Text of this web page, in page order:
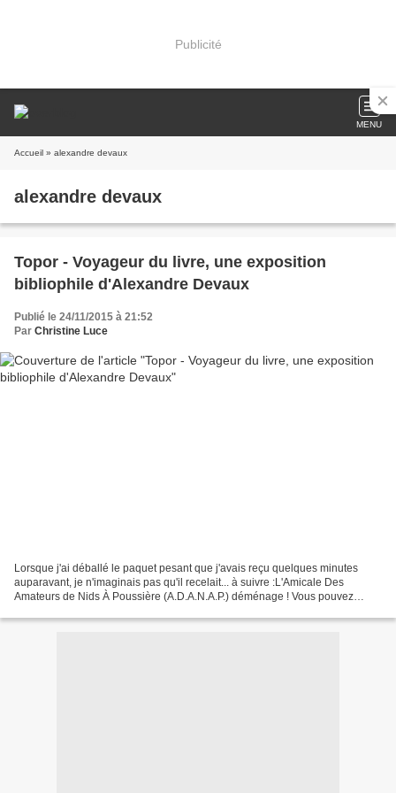
Publicité
MENU
Accueil » alexandre devaux
alexandre devaux
Topor - Voyageur du livre, une exposition
bibliophile d'Alexandre Devaux
Publié le 24/11/2015 à 21:52
Par Christine Luce
Lorsque j'ai déballé le paquet pesant que j'avais reçu quelques minutes
auparavant, je n'imaginais pas qu'il recelait... à suivre :L'Amicale Des
Amateurs de Nids À Poussière (A.D.A.N.A.P.) déménage ! Vous pouvez